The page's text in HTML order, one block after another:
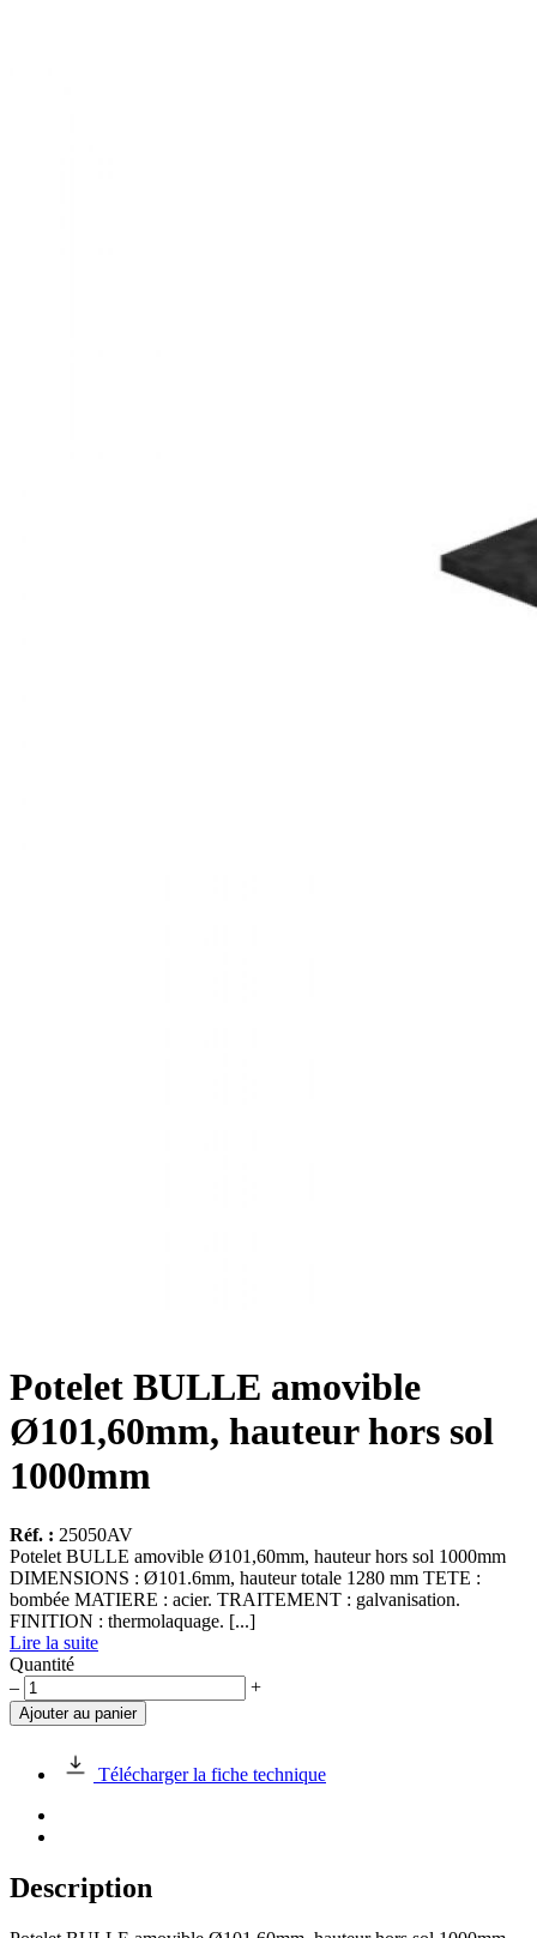
Potelet BULLE amovible
Ø101,60mm, hauteur hors sol
1000mm
Réf. : 25050AV
Potelet BULLE amovible Ø101,60mm, hauteur hors sol 1000mm
DIMENSIONS : Ø101.6mm, hauteur totale 1280 mm TETE :
bombée MATIERE : acier. TRAITEMENT : galvanisation.
FINITION : thermolaquage. [...]
Lire la suite
Quantité
quantité
de
Potelet
amovible
hauteur
hors
1000mm
– +
Ajouter au panier
Télécharger la fiche technique
Description